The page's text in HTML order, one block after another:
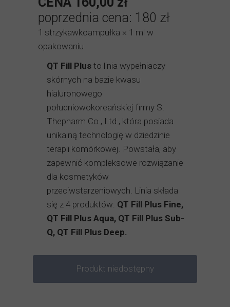
poprzednia cena: 180 zł
1 strzykawkoampułka × 1 ml w
opakowaniu
QT Fill Plus to linia wypełniaczy
skórnych na bazie kwasu
hialuronowego
południowokoreańskiej firmy S.
Thepharm Co., Ltd., która posiada
unikalną technologię w dziedzinie
terapii komórkowej. Powstała, aby
zapewnić kompleksowe rozwiązanie
dla kosmetyków
przeciwstarzeniowych. Linia składa
się z 4 produktów: QT Fill Plus Fine,
QT Fill Plus Aqua, QT Fill Plus Sub-
Q, QT Fill Plus Deep.
Produkt niedostępny